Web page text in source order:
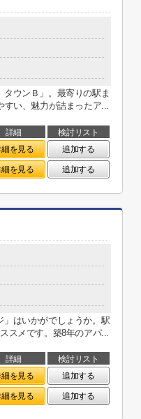
ウンＢ」。最寄りの駅ま
すい、魅力が詰まったア...
詳細
検討リスト
を見る
追加する
を見る 追加する
」はいかがでしょうか。駅
スメです。築8年のアパ...
詳細
検討リスト
を見る
追加する
を見る 追加する